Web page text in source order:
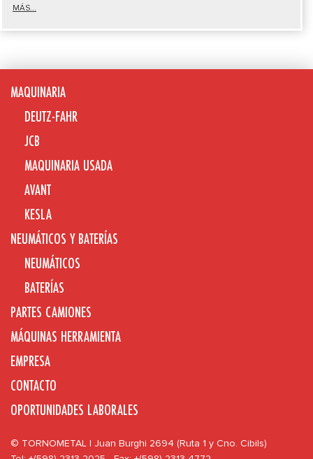
MÁS...
MAQUINARIA
DEUTZ-FAHR
JCB
MAQUINARIA USADA
AVANT
KESLA
NEUMÁTICOS Y BATERÍAS
NEUMÁTICOS
BATERÍAS
PARTES CAMIONES
MÁQUINAS HERRAMIENTA
EMPRESA
CONTACTO
OPORTUNIDADES LABORALES
© TORNOMETAL | Juan Burghi 2694 (Ruta 1 y Cno. Cibils)